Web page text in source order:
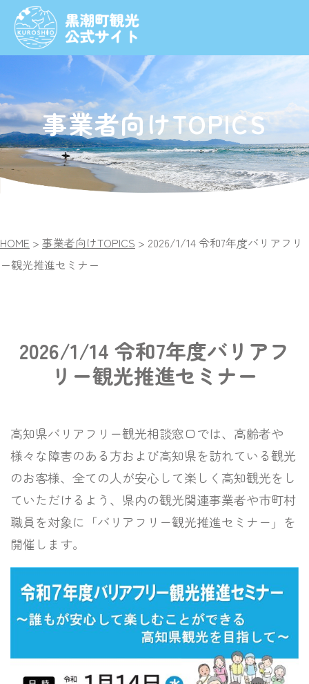
事業者向けTOPICS
HOME > 事業者向けTOPICS > 2026/1/14 令和7年度バリアフリ
ー観光推進セミナー
2026/1/14 令和7年度バリアフ
リー観光推進セミナー
高知県バリアフリー観光相談窓口では、高齢者や
様々な障害のある方および高知県を訪れている観光
のお客様、全ての人が安心して楽しく高知観光をし
ていただけるよう、県内の観光関連事業者や市町村
職員を対象に「バリアフリー観光推進セミナー」を
開催します。